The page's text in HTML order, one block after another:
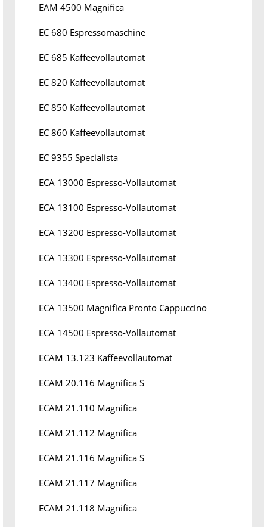
EAM 4500 Magnifica
EC 680 Espressomaschine
EC 685 Kaffeevollautomat
EC 820 Kaffeevollautomat
EC 850 Kaffeevollautomat
EC 860 Kaffeevollautomat
EC 9355 Specialista
ECA 13000 Espresso-Vollautomat
ECA 13100 Espresso-Vollautomat
ECA 13200 Espresso-Vollautomat
ECA 13300 Espresso-Vollautomat
ECA 13400 Espresso-Vollautomat
ECA 13500 Magnifica Pronto Cappuccino
ECA 14500 Espresso-Vollautomat
ECAM 13.123 Kaffeevollautomat
ECAM 20.116 Magnifica S
ECAM 21.110 Magnifica
ECAM 21.112 Magnifica
ECAM 21.116 Magnifica S
ECAM 21.117 Magnifica
ECAM 21.118 Magnifica